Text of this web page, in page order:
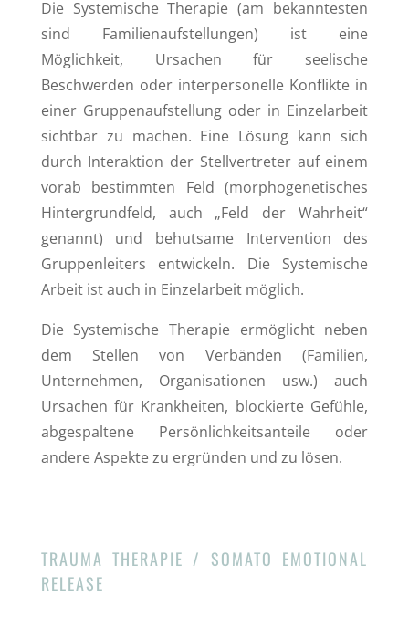
Die Systemische Therapie (am bekanntesten
sind Familienaufstellungen) ist eine
Möglichkeit, Ursachen für seelische
Beschwerden oder interpersonelle Konflikte in
einer Gruppenaufstellung oder in Einzelarbeit
sichtbar zu machen. Eine Lösung kann sich
durch Interaktion der Stellvertreter auf einem
vorab bestimmten Feld (morphogenetisches
Hintergrundfeld, auch „Feld der Wahrheit“
genannt) und behutsame Intervention des
Gruppenleiters entwickeln. Die Systemische
Arbeit ist auch in Einzelarbeit möglich.
Die Systemische Therapie ermöglicht neben
dem Stellen von Verbänden (Familien,
Unternehmen, Organisationen usw.) auch
Ursachen für Krankheiten, blockierte Gefühle,
abgespaltene Persönlichkeitsanteile oder
andere Aspekte zu ergründen und zu lösen.
TRAUMA THERAPIE / SOMATO EMOTIONAL
RELEASE